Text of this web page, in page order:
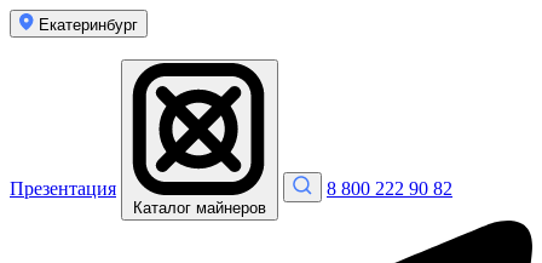
Екатеринбург
Презентация
Каталог майнеров
8 800 222 90 82